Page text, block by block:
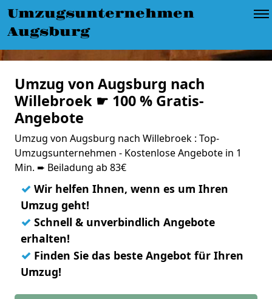
Umzugsunternehmen
Augsburg
Umzug von Augsburg nach
Willebroek ☛ 100 % Gratis-
Angebote
Umzug von Augsburg nach Willebroek : Top-
Umzugsunternehmen - Kostenlose Angebote in 1
Min. ➨ Beiladung ab 83€
✓ Wir helfen Ihnen, wenn es um Ihren
Umzug geht!
✓ Schnell & unverbindlich Angebote
erhalten!
✓ Finden Sie das beste Angebot für Ihren
Umzug!